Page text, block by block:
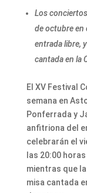
Los
de octubre en
entrada libre,
cantada en la
El XV Festival
semana en
Ponferrada y
anfitriona del
celebrarán el
las 20:00
mientras que
misa cantada